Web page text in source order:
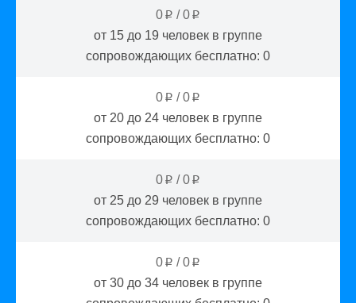
0 p /0 p
от 15 до 19 человек в группе
сопровождающих бесплатно: 0
0 p /0 p
от 20 до 24 человек в группе
сопровождающих бесплатно: 0
0 p /0 p
от 25 до 29 человек в группе
сопровождающих бесплатно: 0
0 p /0 p
от 30 до 34 человек в группе